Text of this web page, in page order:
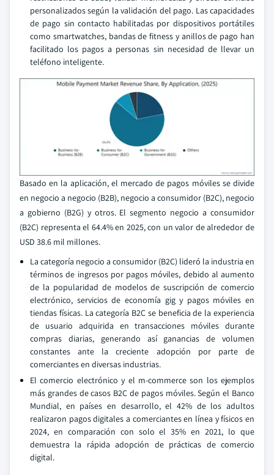
personalizados según la validación del pago. Las capacidades
de pago sin contacto habilitadas por dispositivos portátiles
como smartwatches, bandas de fitness y anillos de pago han
facilitado los pagos a personas sin necesidad de llevar un
teléfono inteligente.
Basado en la aplicación, el mercado de pagos móviles se divide
en negocio a negocio (B2B), negocio a consumidor (B2C), negocio
a gobierno (B2G) y otros. El segmento negocio a consumidor
(B2C) representa el 64.4% en 2025, con un valor de alrededor de
USD 38.6 mil millones.
La categoría negocio a consumidor (B2C) lideró la industria en
términos de ingresos por pagos móviles, debido al aumento
de la popularidad de modelos de suscripción de comercio
electrónico, servicios de economía gig y pagos móviles en
tiendas físicas. La categoría B2C se beneficia de la experiencia
de usuario adquirida en transacciones móviles durante
compras diarias, generando así ganancias de volumen
constantes ante la creciente adopción por parte de
comerciantes en diversas industrias.
El comercio electrónico y el m-commerce son los ejemplos
más grandes de casos B2C de pagos móviles. Según el Banco
Mundial, en países en desarrollo, el 42% de los adultos
realizaron pagos digitales a comerciantes en línea y físicos en
2024, en comparación con solo el 35% en 2021, lo que
demuestra la rápida adopción de prácticas de comercio
digital.